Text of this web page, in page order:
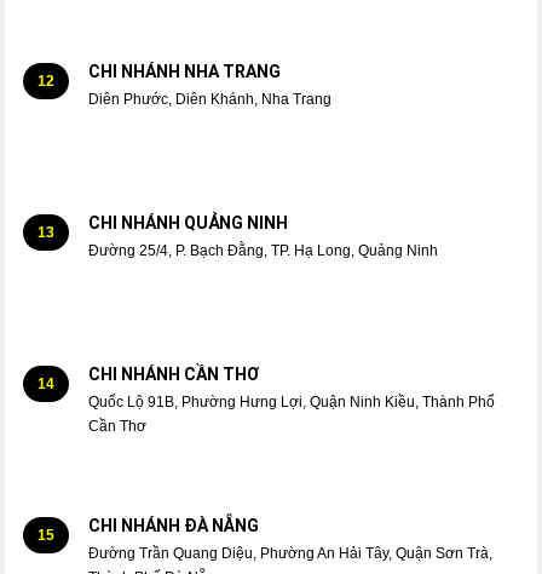
12 CHI NHÁNH NHA TRANG
Diên Phước, Diên Khánh, Nha Trang
13 CHI NHÁNH QUẢNG NINH
Đường 25/4, P. Bạch Đằng, TP. Hạ Long, Quảng Ninh
14 CHI NHÁNH CẦN THƠ
Quốc Lộ 91B, Phường Hưng Lợi, Quận Ninh Kiều, Thành Phố
Cần Thơ
15 CHI NHÁNH ĐÀ NẴNG
Đường Trần Quang Diệu, Phường An Hải Tây, Quận Sơn Trà,